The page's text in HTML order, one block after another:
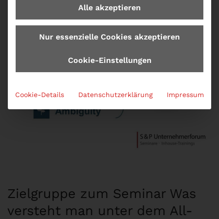
Zielgruppe zum Seminar Was
versteht man unter dem All-
Alle akzeptieren
Nur essenzielle Cookies akzeptieren
Cookie-Einstellungen
Cookie-Details Datenschutzerklärung Impressum